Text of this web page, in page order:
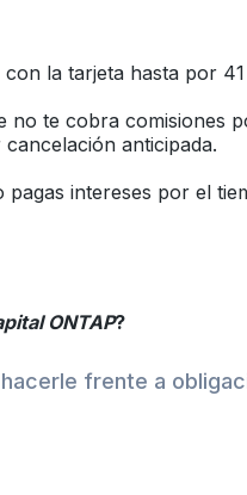
la tarjeta hasta por
no te cobra comisiones
anticipada.
intereses por el
ONTAP?
frente a